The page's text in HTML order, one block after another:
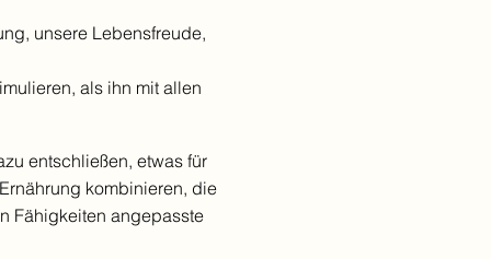
unsere Lebensfreude,
als ihn mit allen
entschließen, etwas für
kombinieren, die
Fähigkeiten angepasste